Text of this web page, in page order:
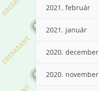
2021. február
2021. január
2020. december
2020. november